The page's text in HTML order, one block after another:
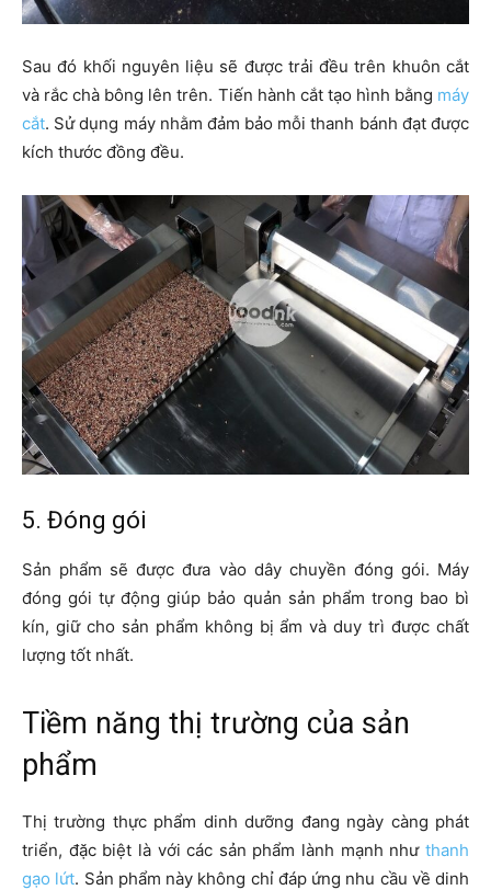
Sau đó khối nguyên liệu sẽ được trải đều trên khuôn cắt
và rắc chà bông lên trên. Tiến hành cắt tạo hình bằng máy
cắt. Sử dụng máy nhằm đảm bảo mỗi thanh bánh đạt được
kích thước đồng đều.
5. Đóng gói
Sản phẩm sẽ được đưa vào dây chuyền đóng gói. Máy
đóng gói tự động giúp bảo quản sản phẩm trong bao bì
kín, giữ cho sản phẩm không bị ẩm và duy trì được chất
lượng tốt nhất.
Tiềm năng thị trường của sản
phẩm
Thị trường thực phẩm dinh dưỡng đang ngày càng phát
triển, đặc biệt là với các sản phẩm lành mạnh như thanh
gạo lứt. Sản phẩm này không chỉ đáp ứng nhu cầu về dinh